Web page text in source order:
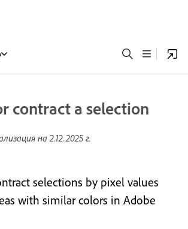
contract a selection
на2.12.2025 г.
selections by pixel values
with similar colors in Adobe